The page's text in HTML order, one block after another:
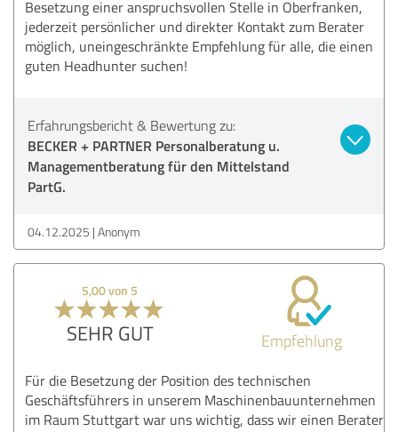
Besetzung einer anspruchsvollen Stelle in Oberfranken,
jederzeit persönlicher und direkter Kontakt zum Berater
möglich, uneingeschränkte Empfehlung für alle, die einen
guten Headhunter suchen!
Erfahrungsbericht & Bewertung zu:
BECKER + PARTNER Personalberatung u.
Managementberatung für den Mittelstand
PartG.
04.12.2025 Anonym
5,00 von 5
SEHR GUT Empfehlung
Für die Besetzung der Position des technischen
Geschäftsführers in unserem Maschinenbauunternehmen
im Raum Stuttgart war uns wichtig, dass wir einen Berater